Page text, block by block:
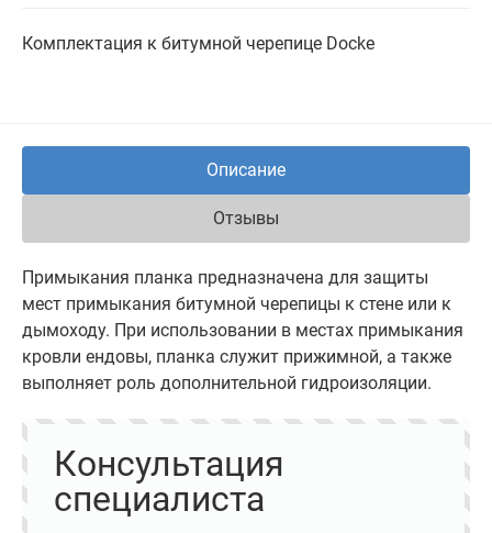
Комплектация к битумной черепице Docke
Описание
Отзывы
Примыкания планка предназначена для защиты
мест примыкания битумной черепицы к стене или к
дымоходу. При использовании в местах примыкания
кровли ендовы, планка служит прижимной, а также
выполняет роль дополнительной гидроизоляции.
Консультация
специалиста